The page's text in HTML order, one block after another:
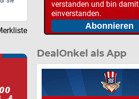
verstanden und bin damit
einverstanden.
DealOnkel als App